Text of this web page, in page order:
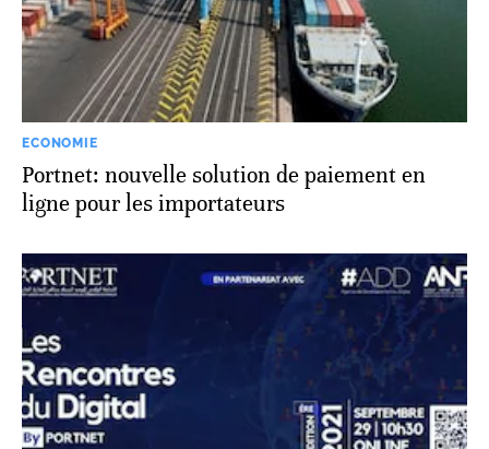
ECONOMIE
Portnet: nouvelle solution de paiement en
ligne pour les importateurs